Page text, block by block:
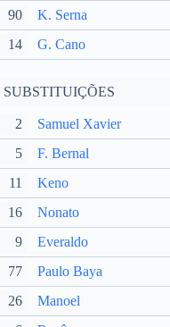
90 K. Serna
14 G. Cano
SUBSTITUIÇÕES
2 Samuel Xavier
5 F. Bernal
11 Keno
16 Nonato
9 Everaldo
77
Paulo Baya
26
Manoel